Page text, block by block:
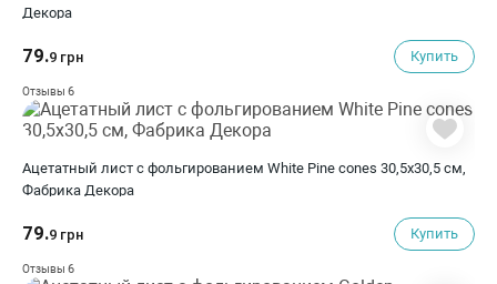
Декора
79.9 грн Купить
Отзывы 6
Ацетатный лист с фольгированием White Pine cones 30,5х30,5 см,
Фабрика Декора
79.9 грн Купить
Отзывы 6